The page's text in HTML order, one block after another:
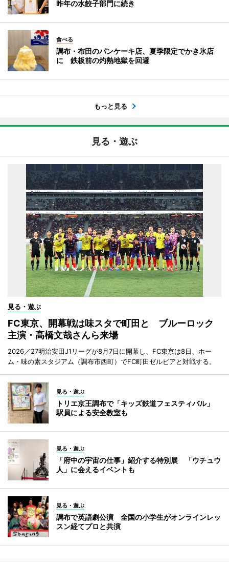
昨年の水餃子部門に続き
食べる
調布・布田のパンケーキ店、夏季限定でかき氷店
に 鉄板前の灼熱地獄を回避
もっと見る
見る・遊ぶ
見る・遊ぶ
FC東京、開幕戦は味スタで町田と ブルーロック
主演・高橋文哉さんら来場
2026／27明治安田J1リーグが8月7日に開幕し、FC東京は8日、ホー
ム・味の素スタジアム（調布市西町）でFC町田ゼルビアと対戦する。
見る・遊ぶ
トリエ京王調布で「キッズ鉄道フェスティバル」
駅員による安全教室も
見る・遊ぶ
「府中の宇宙の仕事」紹介する特別展 「ウチュウ
人」に会えるイベントも
見る・遊ぶ
調布で英語劇公演 全国の小学生がオンラインレッ
スン経てプロと共演